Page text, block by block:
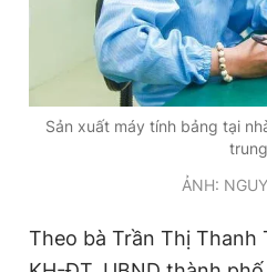
Sản xuất máy tính bảng tại
trung
ẢNH:
Theo bà Trần Thị Thanh